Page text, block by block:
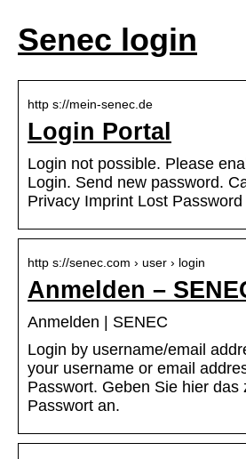
Senec login
http s://mein-senec.de
Login Portal
Login not possible. Please
Login. Send new password.
Privacy Imprint Lost
http s://senec.com › user › login
Anmelden –
Anmelden | SENEC
Login by username/email
your username or email
Passwort. Geben Sie hier das
Passwort an.